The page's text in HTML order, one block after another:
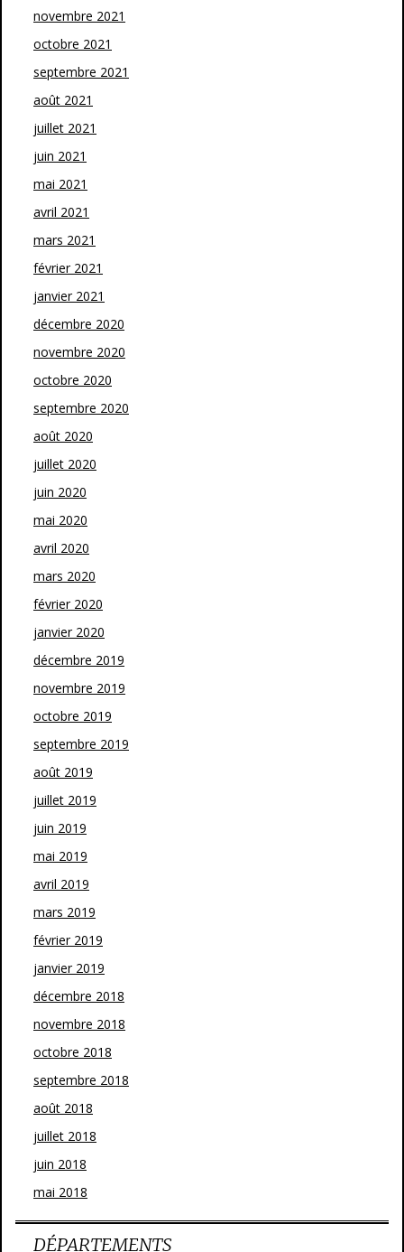
novembre 2021
octobre 2021
septembre 2021
août 2021
juillet 2021
juin 2021
mai 2021
avril 2021
mars 2021
février 2021
janvier 2021
décembre 2020
novembre 2020
octobre 2020
septembre 2020
août 2020
juillet 2020
juin 2020
mai 2020
avril 2020
mars 2020
février 2020
janvier 2020
décembre 2019
novembre 2019
octobre 2019
septembre 2019
août 2019
juillet 2019
juin 2019
mai 2019
avril 2019
mars 2019
février 2019
janvier 2019
décembre 2018
novembre 2018
octobre 2018
septembre 2018
août 2018
juillet 2018
juin 2018
mai 2018
DÉPARTEMENTS